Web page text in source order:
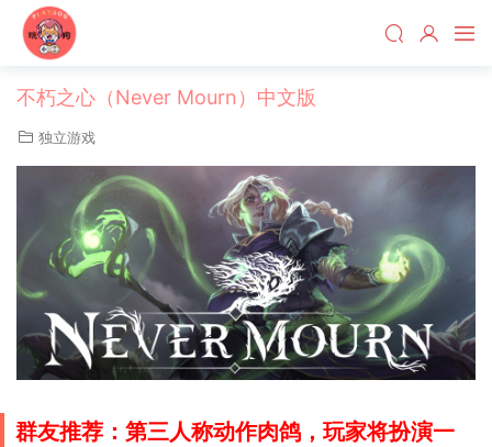
不朽之心（Never Mourn）中文版
独立游戏
群友推荐：第三人称动作肉鸽，玩家将扮演一